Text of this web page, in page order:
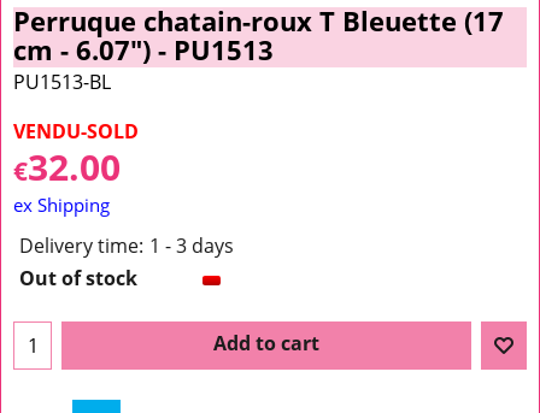
Perruque chatain-roux T Bleuette (17
cm - 6.07") - PU1513
PU1513-BL
VENDU-SOLD
€32.00
ex Shipping
Delivery time: 1 - 3 days
Out of stock
Add to cart